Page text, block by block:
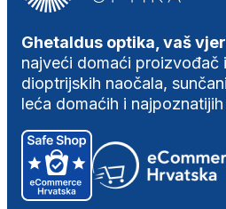
Ghetaldus optika, vaš
najveći domaći proizvođač
dioptrijskih naočala,
leća domaćih i